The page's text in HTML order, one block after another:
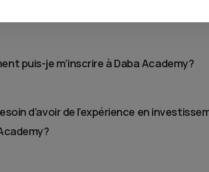
puis-je m’inscrire à Daba Academy?
d’avoir de l’expérience en